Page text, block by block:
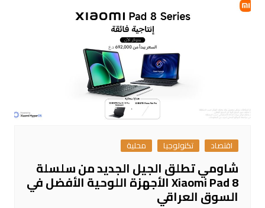
اقتصاد تكنولوجيا محلية
شاومي تطلق الجيل الجديد من سلسلة
Xiaomi Pad 8 الأجهزة اللوحية الأفضل في
السوق العراقي